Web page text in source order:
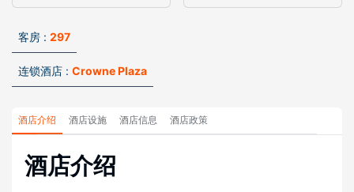
客房 : 297
连锁酒店 : Crowne Plaza
酒店介绍 酒店设施 酒店信息 酒店政策
酒店介绍